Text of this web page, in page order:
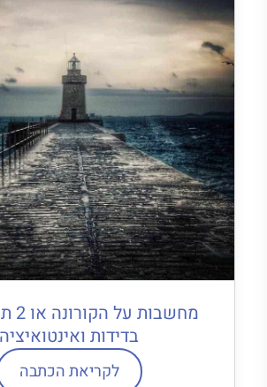
בדידות ואינטואיציה
לקריאת הכתבה